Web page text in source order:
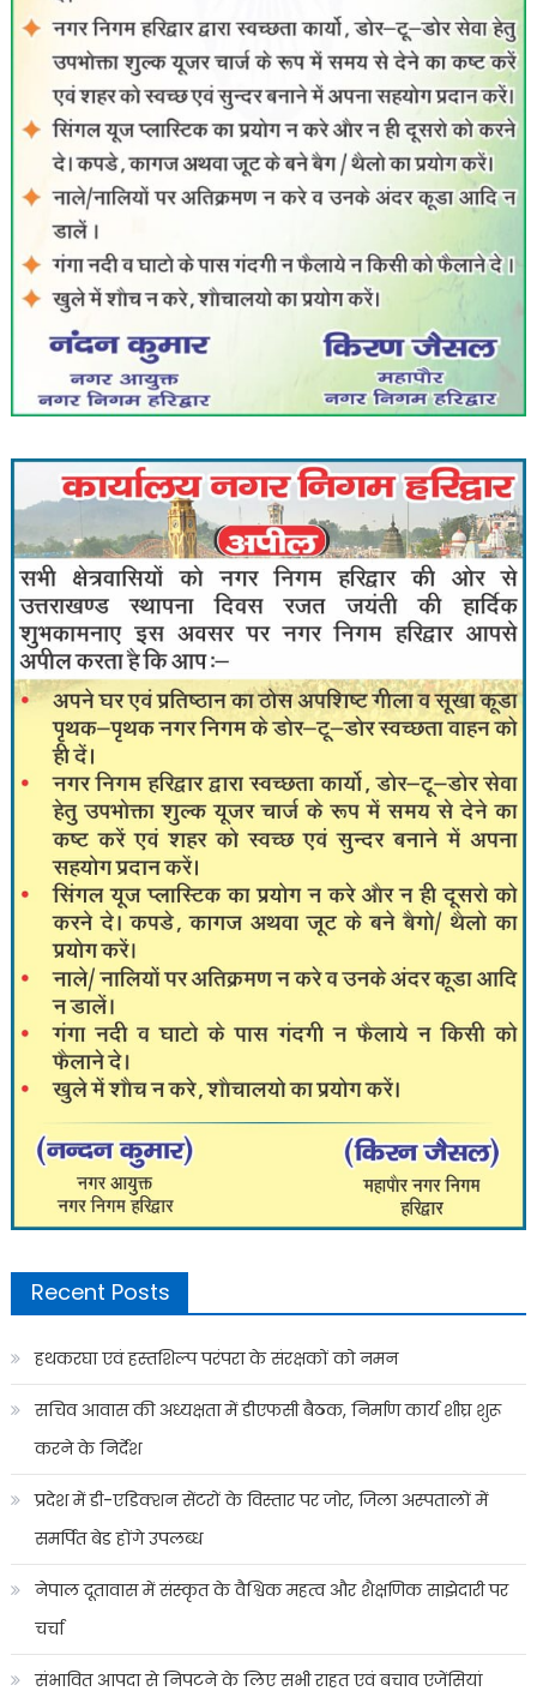
Recent Posts
हथकरघा एवं हस्तशिल्प परंपरा के संरक्षकों को नमन
सचिव आवास की अध्यक्षता में डीएफसी बैठक, निर्माण कार्य शीघ्र शुरू
करने के निर्देश
प्रदेश में डी-एडिक्शन सेंटरों के विस्तार पर जोर, जिला अस्पतालों में
समर्पित बेड होंगे उपलब्ध
नेपाल दूतावास में संस्कृत के वैश्विक महत्व और शैक्षणिक साझेदारी पर
चर्चा
संभावित आपदा से निपटने के लिए सभी राहत एवं बचाव एजेंसियां